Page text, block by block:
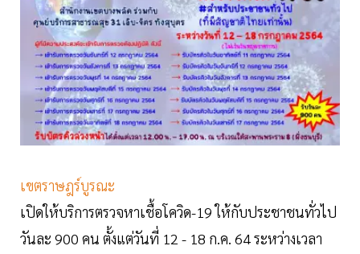
เขตราษฎร์บูรณะ
เปิดให้บริการตรวจหาเชื้อโควิด-19 ให้กับประชาชนทั่วไป
วันละ 900 คน ตั้งแต่วันที่ 12 - 18 ก.ค. 64 ระหว่างเวลา